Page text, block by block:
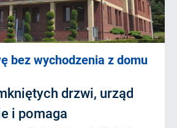
bez wychodzenia z domu
drzwi, urząd
i pomaga